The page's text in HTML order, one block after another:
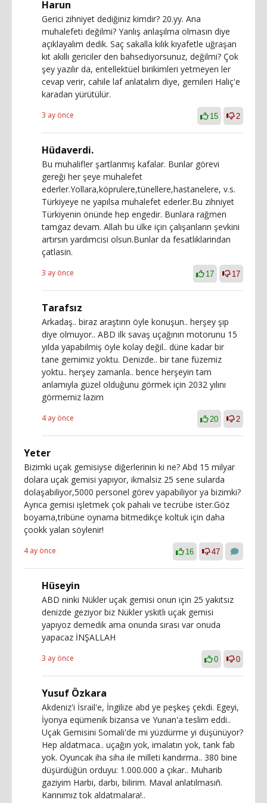
Harun
Gerici zihniyet dediğiniz kimdir? 20.yy. Ana
muhalefeti değilmi? Yanlış anlaşılma olmasın diye
açıklayalım dedik. Saç sakalla kılık kıyafetle uğraşan
kıt akıllı gericiler den bahsediyorsunuz, değilmi? Çok
şey yazılır da, entellektüel birikimleri yetmeyen ler
cevap verir, cahile laf anlatalım diye, gemileri Haliç'e
karadan yürütülür.
3 ay önce 15 2
Hüdaverdi.
Bu muhalifler şartlanmış kafalar. Bunlar görevi
gereği her şeye muhalefet
ederler.Yollara,köprulere,tünellere,hastanelere, v.s.
Türkiyeye ne yapılsa muhalefet ederler.Bu zihniyet
Türkiyenin önünde hep engedir. Bunlara rağmen
tamgaz devam. Allah bu ülke için çalışanların şevkini
artırsın yardımcisi olsun.Bunlar da fesatlıklarindan
çatlasin.
3 ay önce 17 17
Tarafsız
Arkadaş.. biraz araştırın öyle konuşun.. herşey şıp
diye olmuyor.. ABD ilk savaş uçağının motorunu 15
yılda yapabilmiş öyle kolay değil.. düne kadar bir
tane gemimiz yoktu. Denizde.. bir tane füzemiz
yoktu.. herşey zamanla.. bence herşeyin tam
anlamıyla güzel olduğunu görmek için 2032 yılını
görmemiz lazım
4 ay önce 20 2
Yeter
Bizimki uçak gemisiyse diğerlerinin ki ne? Abd 15 milyar
dolara uçak gemisi yapıyor, ikmalsiz 25 sene sularda
dolaşabiliyor,5000 personel görev yapabiliyor ya bizimki?
Ayrıca gemisi işletmek çok pahalı ve tecrübe ister.Göz
boyama,tribüne oynama bitmedikçe koltuk için daha
çookk yalan söylenir!
4 ay önce 16 47
Hüseyin
ABD ninki Nükler uçak gemisi onun için 25 yakıtsız
denizde geziyor biz Nükler yskıtlı uçak gemisi
yapıyoz demedik ama onunda sırası var onuda
yapacaz İNŞALLAH
3 ay önce 0 0
Yusuf Özkara
Akdeniz'i İsrail'e, İngilize abd ye peşkeş çekdi. Egeyi,
İyonya eqümenik bizansa ve Yunan'a teslim eddi..
Uçak Gemisini Somali'de mi yüzdürme yi düşünüyor?
Hep aldatmaca.. uçağın yok, imalatın yok, tank fab
yok. Oyuncak iha siha ile milleti kandırma.. 380 bine
düşürdüğün orduyu: 1.000.000 a çıkar.. Muharib
gaziyim Harbi, darbı, bilirim. Maval anlatılmasıñ.
Karınımız tok aldatmalara!..